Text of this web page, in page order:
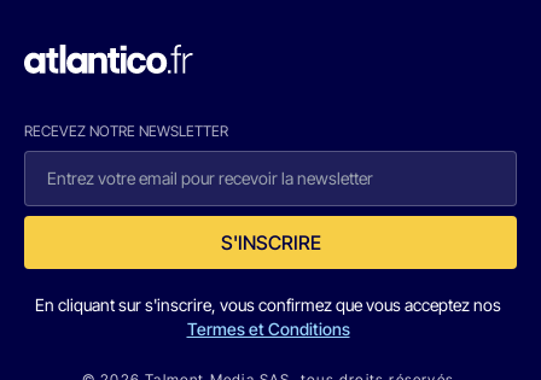
RECEVEZ NOTRE NEWSLETTER
S'INSCRIRE
En cliquant sur s'inscrire, vous confirmez que vous acceptez nos
Termes et Conditions